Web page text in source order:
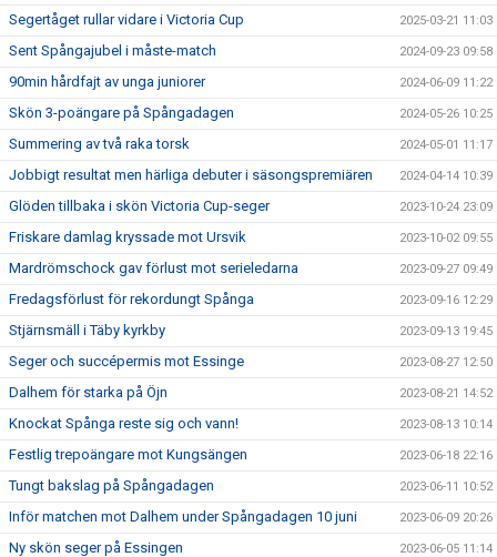
Segertåget rullar vidare i Victoria Cup 2025-03-21 11:03
Sent Spångajubel i måste-match 2024-09-23 09:58
90min hårdfajt av unga juniorer 2024-06-09 11:22
Skön 3-poängare på Spångadagen 2024-05-26 10:25
Summering av två raka torsk 2024-05-01 11:17
Jobbigt resultat men härliga debuter i säsongspremiären 2024-04-14 10:39
Glöden tillbaka i skön Victoria Cup-seger 2023-10-24 23:09
Friskare damlag kryssade mot Ursvik 2023-10-02 09:55
Mardrömschock gav förlust mot serieledarna 2023-09-27 09:49
Fredagsförlust för rekordungt Spånga 2023-09-16 12:29
Stjärnsmäll i Täby kyrkby 2023-09-13 19:45
Seger och succépermis mot Essinge 2023-08-27 12:50
Dalhem för starka på Öjn 2023-08-21 14:52
Knockat Spånga reste sig och vann! 2023-08-13 10:14
Festlig trepoängare mot Kungsängen 2023-06-18 22:16
Tungt bakslag på Spångadagen 2023-06-11 10:52
Inför matchen mot Dalhem under Spångadagen 10 juni 2023-06-09 20:26
Ny skön seger på Essingen 2023-06-05 11:14